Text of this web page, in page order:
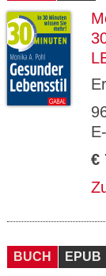
€
BUCH EPUB